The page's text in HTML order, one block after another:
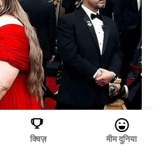
क्विज़ मीम दुनिया